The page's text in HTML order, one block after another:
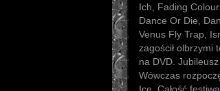
Ich, Fading
Dance Or Die,
Venus Fly Trap,
zagościł olbrzymi
na DVD.
Wówczas